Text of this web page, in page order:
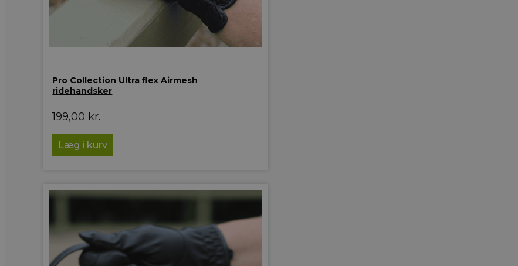
Pro Collection Ultra flex Airmesh
ridehandsker
199,00 kr.
Læg i kurv